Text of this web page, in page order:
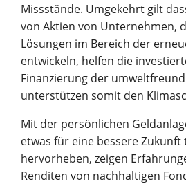
Missstände. Umgekehrt gilt
von Aktien von Unternehmen,
Lösungen im Bereich der
entwickeln, helfen die
Finanzierung der
unterstützen somit den
Mit der persönlichen
etwas für eine bessere
hervorheben, zeigen
Renditen von nachhaltigen